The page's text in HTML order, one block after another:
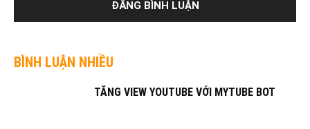
BÌNH LUẬN NHIỀU
TĂNG VIEW YOUTUBE VỚI MYTUBE BOT